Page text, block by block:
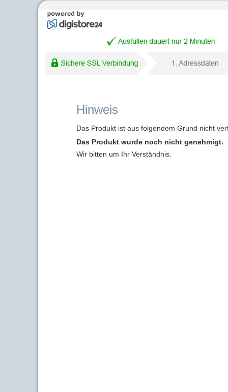
Hinweis
Das Produkt ist aus folgendem Grund nicht
Das Produkt wurde noch nicht genehmigt.
Wir bitten um Ihr Verständnis.